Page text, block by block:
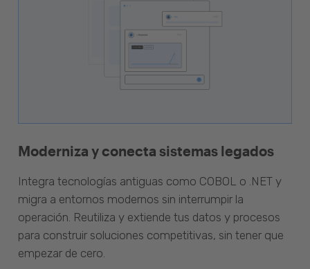
Moderniza y conecta sistemas legados
Integra tecnologías antiguas como COBOL o .NET y
migra a entornos modernos sin interrumpir la
operación. Reutiliza y extiende tus datos y procesos
para construir soluciones competitivas, sin tener que
empezar de cero.